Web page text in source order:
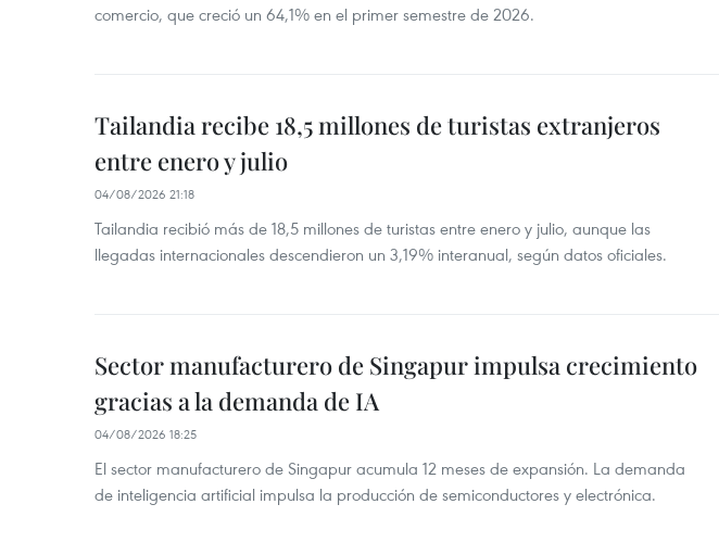
comercio, que creció un 64,1% en el primer semestre de 2026.
Tailandia recibe 18,5 millones de turistas extranjeros
entre enero y julio
04/08/2026 21:18
Tailandia recibió más de 18,5 millones de turistas entre enero y julio, aunque las
llegadas internacionales descendieron un 3,19% interanual, según datos oficiales.
Sector manufacturero de Singapur impulsa crecimiento
gracias a la demanda de IA
04/08/2026 18:25
El sector manufacturero de Singapur acumula 12 meses de expansión. La demanda
de inteligencia artificial impulsa la producción de semiconductores y electrónica.